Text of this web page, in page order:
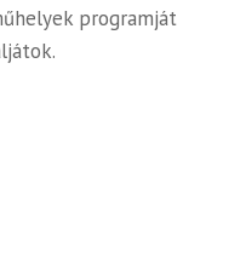
programját